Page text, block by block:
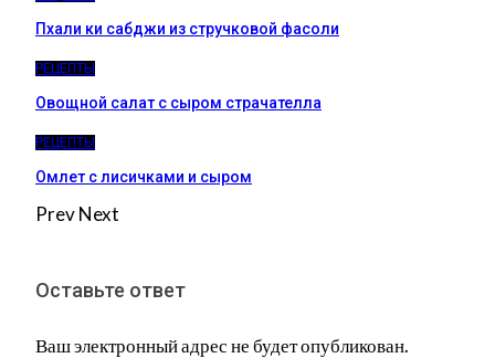
Пхали ки сабджи из стручковой фасоли
РЕЦЕПТЫ
Овощной салат с сыром страчателла
РЕЦЕПТЫ
Омлет с лисичками и сыром
PrevNext
Оставьте ответ
Ваш электронный адрес не будет опубликован.